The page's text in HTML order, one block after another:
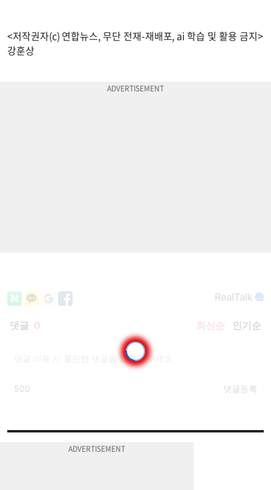
<저작권자(c) 연합뉴스, 무단 전재-재배포, ai 학습 및 활용 금지>
강훈상